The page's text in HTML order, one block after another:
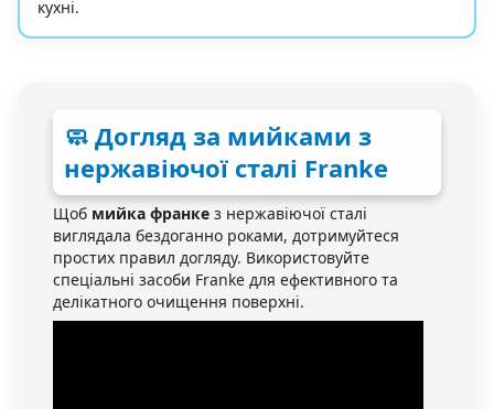
кухні.
🧼 Догляд за мийками з
нержавіючої сталі Franke
Щоб мийка франке з нержавіючої сталі
виглядала бездоганно роками, дотримуйтеся
простих правил догляду. Використовуйте
спеціальні засоби Franke для ефективного та
делікатного очищення поверхні.